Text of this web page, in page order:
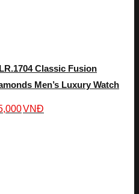
Classic Fusion
Men’s Luxury Watch
VNĐ